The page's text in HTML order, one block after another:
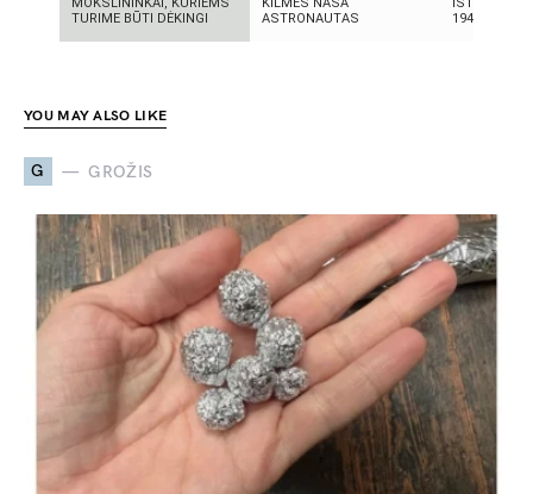
MOKSLININKAI, KURIEMS
TURIME BŪTI DĖKINGI
KILMĖS NASA
ASTRONAUTAS
ISTORIJA:
1947-
YOU MAY ALSO LIKE
G GROŽIS